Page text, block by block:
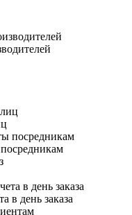
в день заказа